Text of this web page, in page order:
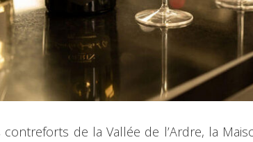
de la Vallée de l’Ardre, la